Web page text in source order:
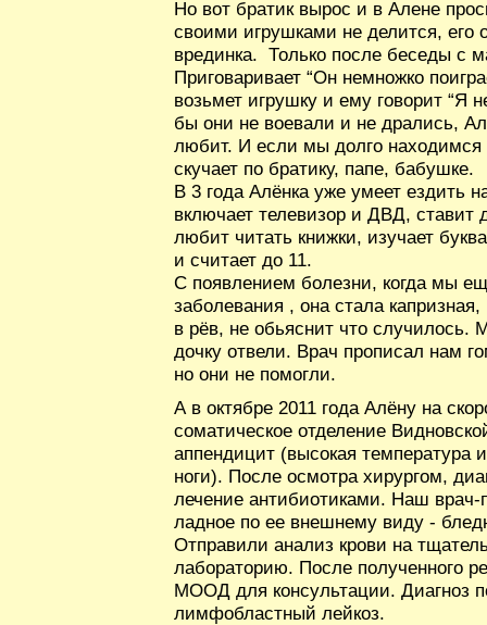
Но вот братик вырос и в Алене
своими игрушками не делится, его
врединка. Только после беседы с
Приговаривает “Он немножко
возьмет игрушку и ему говорит “Я
бы они не воевали и не дрались,
любит. И если мы долго находимся
скучает по братику, папе, бабушке.
В 3 года Алёнка уже умеет ездить
включает телевизор и ДВД, ставит
любит читать книжки, изучает
и считает до 11.
С появлением болезни, когда мы
заболевания , она стала
в рёв, не обьяснит что
дочку отвели. Врач прописал нам
но они не помогли.
А в октябре 2011 года Алёну на
соматическое отделение
аппендицит (высокая
ноги). После осмотра хирургом,
лечение антибиотиками. Наш врач-
ладное по ее внешнему виду -
Отправили анализ крови на
лабораторию. После полученного
МООД для консультации. Диагноз
лимфобластный лейкоз.